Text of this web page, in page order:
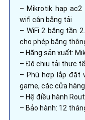
– Mikrotik hap ac2
wifi cân bằng tải
– WiFi 2 băng tần
cho phép băng
– Hãng sản xuất:
– Độ chịu tải thực
– Phù hợp lắp đặt
game, các cửa
– Hệ điều hành
– Bảo hành: 12